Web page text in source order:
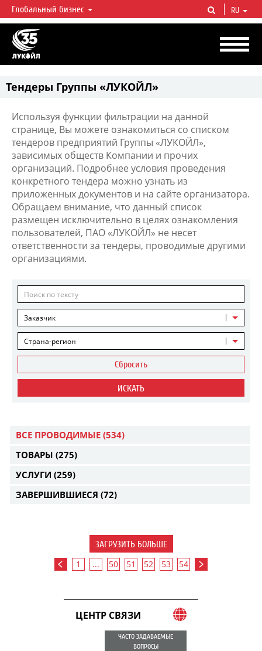
ЛУКОЙЛ СЕГОДНЯ
ЛУКОЙЛ — одна из крупнейших вертикально интегрированных
нефтегазовых компаний в мире, на долю которой приходится более 2%
мировой добычи нефти и около 1% доказанных запасов углеводородов.
Глобальный бизнес RU
Тендеры Группы «ЛУКОЙЛ»
Используя функции фильтрации на данной
странице, Вы можете ознакомиться со списком
тендеров предприятий Группы «ЛУКОЙЛ»,
зависимых обществ Компании и прочих
организаций. Подробнее условия проведения
конкретного тендера можно узнать из
приложенных документов и на сайте организатора.
Обращаем внимание, что данный список
размещен исключительно в целях ознакомления
пользователей, ПАО «ЛУКОЙЛ» не несет
ответственности за тендеры, проводимые другими
организациями.
Заказчик
Страна-регион
Сбросить
ИСКАТЬ
ВСЕ ПРОВОДИМЫЕ (534)
ТОВАРЫ (275)
УСЛУГИ (259)
ЗАВЕРШИВШИЕСЯ (72)
ЗАГРУЗИТЬ БОЛЬШЕ
1 ... 50 51 52 53 54
ЦЕНТР СВЯЗИ
ЧАСТО ЗАДАВАЕМЫЕ
ВОПРОСЫ